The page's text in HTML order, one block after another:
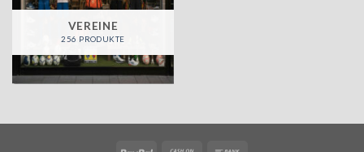
VEREINE
256 PRODUKTE